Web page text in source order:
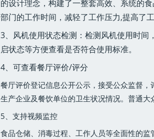
的设计理念，构建了一整套高效、系统的
部门的工作时间，减轻了工作压力,提高了工
3、风机使用状态检测：检测风机使用时
启状态等方便查看是否符合使用标准。
4、可查看餐厅评价/评分
餐厅评价登记信息公开公示，接受公众监督
生产企业及餐饮单位的卫生状况情况。普通大
5、支持视频监控
食品仓储、消毒过程、工作人员等全面性的